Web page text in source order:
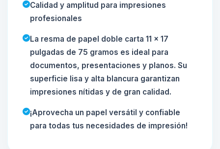
Calidad y amplitud para impresiones
profesionales
La resma de papel doble carta 11 x 17
pulgadas de 75 gramos es ideal para
documentos, presentaciones y planos. Su
superficie lisa y alta blancura garantizan
impresiones nítidas y de gran calidad.
¡Aprovecha un papel versátil y confiable
para todas tus necesidades de impresión!